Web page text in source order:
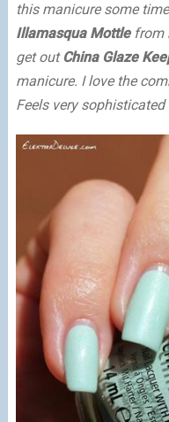
this manicure some
Illamasqua Mottlefrom
get out China Glaze
manicure. I love the
Feels very